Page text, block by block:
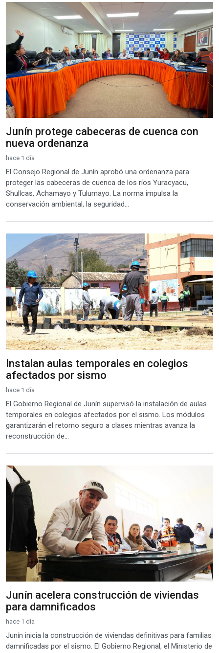
Junín protege cabeceras de cuenca con
nueva ordenanza
hace 1 día
El Consejo Regional de Junín aprobó una ordenanza para
proteger las cabeceras de cuenca de los ríos Yuracyacu,
Shullcas, Achamayo y Tulumayo. La norma impulsa la
conservación ambiental, la seguridad...
Instalan aulas temporales en colegios
afectados por sismo
hace 1 día
El Gobierno Regional de Junín supervisó la instalación de aulas
temporales en colegios afectados por el sismo. Los módulos
garantizarán el retorno seguro a clases mientras avanza la
reconstrucción de...
Junín acelera construcción de viviendas
para damnificados
hace 1 día
Junín inicia la construcción de viviendas definitivas para familias
damnificadas por el sismo. El Gobierno Regional, el Ministerio de